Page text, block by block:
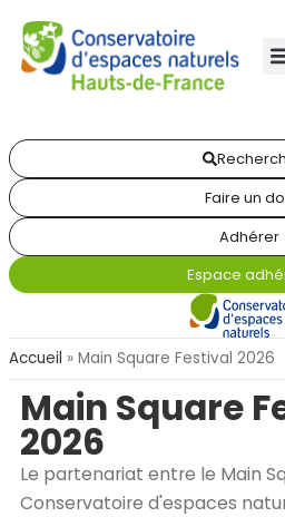
Faire un
Adhérer
Espace
Accueil » Main Square Festival 2026
Main Square
2026
Le partenariat entre le Main
Conservatoire d'espaces